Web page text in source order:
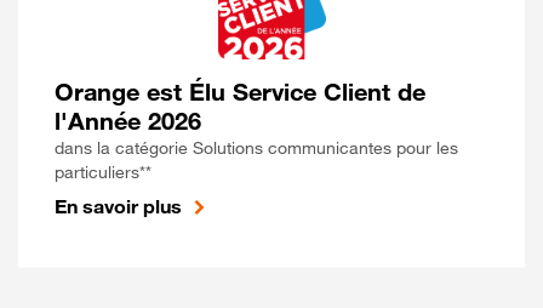
Orange est Élu Service Client de
l'Année 2026
dans la catégorie Solutions communicantes pour les
particuliers**
En savoir plus